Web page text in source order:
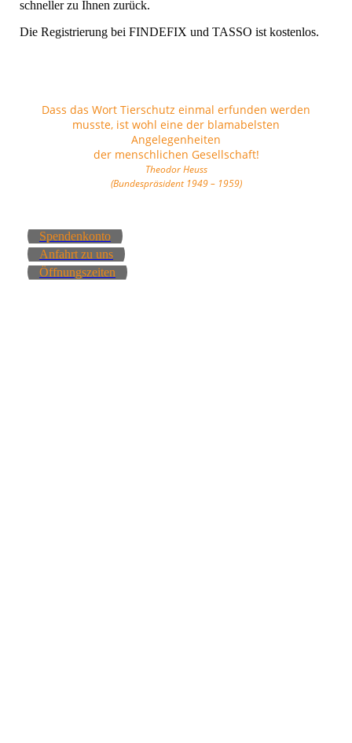
schneller zu Ihnen zurück.
Die Registrierung bei FINDEFIX und TASSO ist kostenlos.
Dass das Wort Tierschutz einmal erfunden werden
musste, ist wohl eine der blamabelsten
Angelegenheiten
der menschlichen Gesellschaft!
Theodor Heuss
(Bundespräsident 1949 – 1959)
Spendenkonto
Anfahrt zu uns
Öffnungszeiten